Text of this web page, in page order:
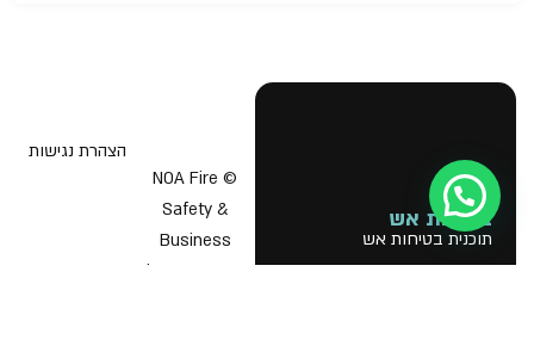
בטיחות אש
תוכנית בטיחות אש
© NOA Fire
Safety &
Business
Licenses 2026
הצהרת נגישות